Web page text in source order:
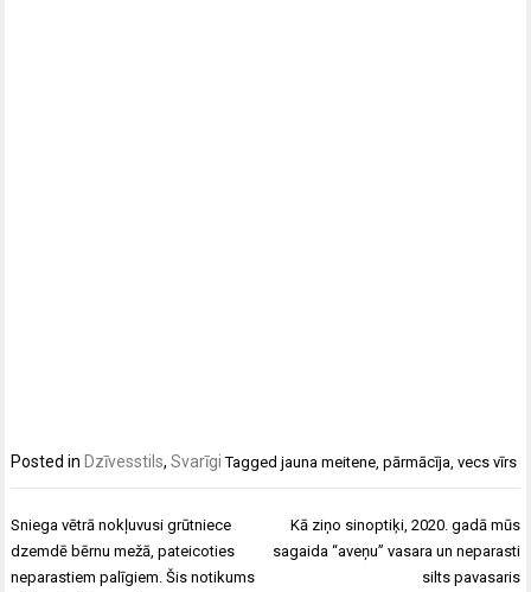
Posted in Dzīvesstils,Svarīgi Taggedjauna meitene,pārmācīja,vecs vīrs
Ziņu
izvēlne
Sniega vētrā nokļuvusi grūtniece
dzemdē bērnu mežā, pateicoties
neparastiem palīgiem. Šis notikums
Kā ziņo sinoptiķi, 2020. gadā mūs
sagaida “aveņu” vasara un neparasti
silts pavasaris